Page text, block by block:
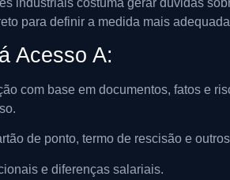
para definir a medida mais
Acesso A:
com base em documentos, fatos e
de ponto, termo de rescisão e
e diferenças salariais.